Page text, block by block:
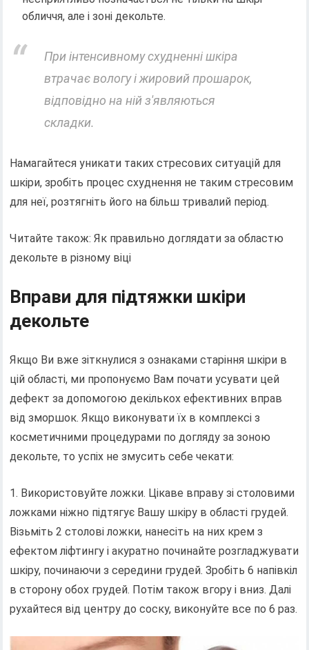
обличчя, але і зоні декольте.
При інтенсивному схудненні шкіра
втрачає вологу і жировий прошарок,
відповідно на ній з'являються
складки.
Намагайтеся уникати таких стресових ситуацій для
шкіри, зробіть процес схуднення не таким стресовим
для неї, розтягніть його на більш тривалий період.
Читайте також: Як правильно доглядати за областю
декольте в різному віці
Вправи для підтяжки шкіри
декольте
Якщо Ви вже зіткнулися з ознаками старіння шкіри в
цій області, ми пропонуємо Вам почати усувати цей
дефект за допомогою декількох ефективних вправ
від зморшок. Якщо виконувати їх в комплексі з
косметичними процедурами по догляду за зоною
декольте, то успіх не змусить себе чекати:
1. Використовуйте ложки. Цікаве вправу зі столовими
ложками ніжно підтягує Вашу шкіру в області грудей.
Візьміть 2 столові ложки, нанесіть на них крем з
ефектом ліфтингу і акуратно починайте розгладжувати
шкіру, починаючи з середини грудей. Зробіть 6 напівкіл
в сторону обох грудей. Потім також вгору і вниз. Далі
рухайтеся від центру до соску, виконуйте все по 6 раз.